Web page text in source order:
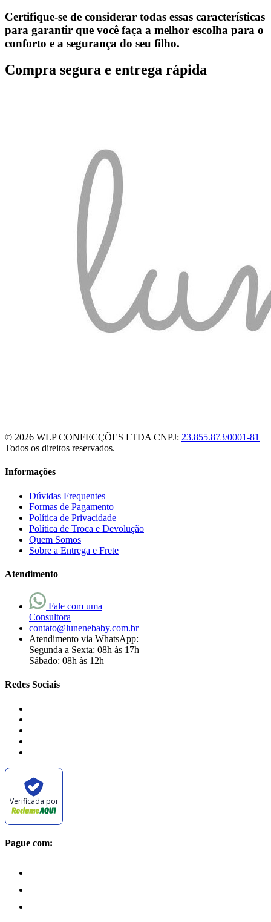
Certifique-se de considerar todas essas características
para garantir que você faça a melhor escolha para o
conforto e a segurança do seu filho.
Compra segura e entrega rápida
© 2026 WLP CONFECÇÕES LTDA CNPJ: 23.855.873/0001-81
Todos os direitos reservados.
Informações
Dúvidas Frequentes
Formas de Pagamento
Política de Privacidade
Política de Troca e Devolução
Quem Somos
Sobre a Entrega e Frete
Atendimento
Fale com uma
Consultora
contato@lunenebaby.com.br
Atendimento via WhatsApp:
Segunda a Sexta: 08h às 17h
Sábado: 08h às 12h
Redes Sociais
Verificada por
Pague com: